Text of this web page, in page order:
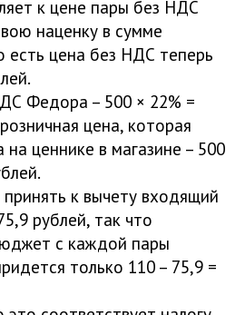
к цене пары без НДС
наценку в сумме
есть цена без НДС теперь
Федора – 500 × 22% =
цена, которая
на ценнике в магазине – 500
к вычету входящий
рублей, так что
с каждой пары
только 110 – 75,9 =